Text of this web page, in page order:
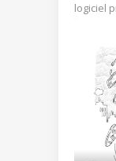
logiciel